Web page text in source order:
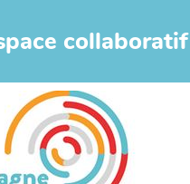
collaboratif